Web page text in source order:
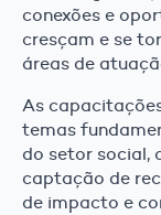
conexões e
cresçam e se
áreas de
As
temas
do setor social,
captação de
de impacto e